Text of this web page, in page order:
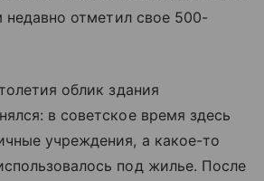
недавно отметил свое 500-
облик здания
в советское время здесь
учреждения, а какое-то
под жилье. После